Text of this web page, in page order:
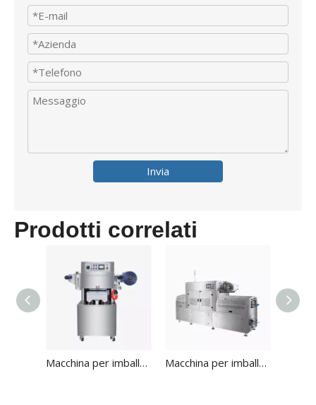
Invia
Prodotti correlati
Macchina per imballaggi a gas vuoto vassoio HVT-450M Macchina per imballaggio a vuoto a vassoio di tipo lineare HVT-350az